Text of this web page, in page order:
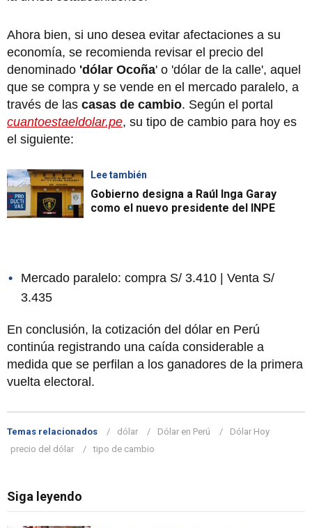
Ahora bien, si uno desea evitar afectaciones a su
economía, se recomienda revisar el precio del
denominado 'dólar Ocoña' o 'dólar de la calle', aquel
que se compra y se vende en el mercado paralelo, a
través de las casas de cambio. Según el portal
cuantoestaeldolar.pe, su tipo de cambio para hoy es
el siguiente:
Lee también
Gobierno designa a Raúl Inga Garay
como el nuevo presidente del INPE
Mercado paralelo: compra S/ 3.410 | Venta S/
3.435
En conclusión, la cotización del dólar en Perú
continúa registrando una caída considerable a
medida que se perfilan a los ganadores de la primera
vuelta electoral.
Temas relacionados dólar Dólar en Perú
Dólar Hoy
precio del dólar
tipo de cambio
Siga leyendo